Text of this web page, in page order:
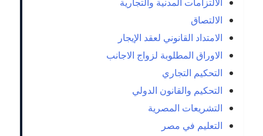
الالتصاق
الامتداد القانوني لعقد الإيجار
الاوراق المطلوبة لزواج الاجانب
التحكيم التجاري
التحكيم والقانون الدولي
التشريعات المصرية
التعليم في مصر